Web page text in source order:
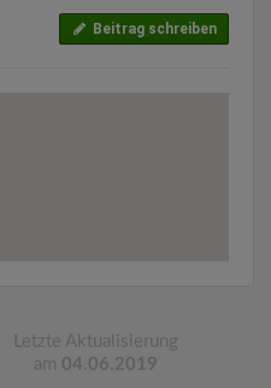
Beitrag schreiben
Letzte Aktualisierung
am 04.06.2019